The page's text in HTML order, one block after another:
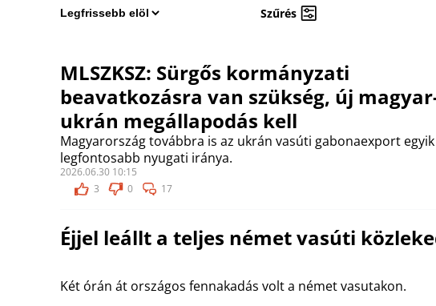
Szűrés
MLSZKSZ: Sürgős kormányzati
beavatkozásra van szükség, új
ukrán megállapodás kell
Magyarország továbbra is az ukrán vasúti gabonaexport egyik
legfontosabb nyugati iránya.
2026.06.30 10:15
3
0 17
Éjjel leállt a teljes német vasúti
Két órán át országos fennakadás volt a német vasutakon.